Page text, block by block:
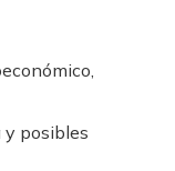
y posibles